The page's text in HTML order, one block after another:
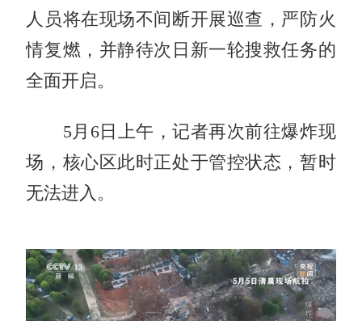
人员将在现场不间断开展巡查，严防火
情复燃，并静待次日新一轮搜救任务的
全面开启。
5月6日上午，记者再次前往爆炸现
场，核心区此时正处于管控状态，暂时
无法进入。